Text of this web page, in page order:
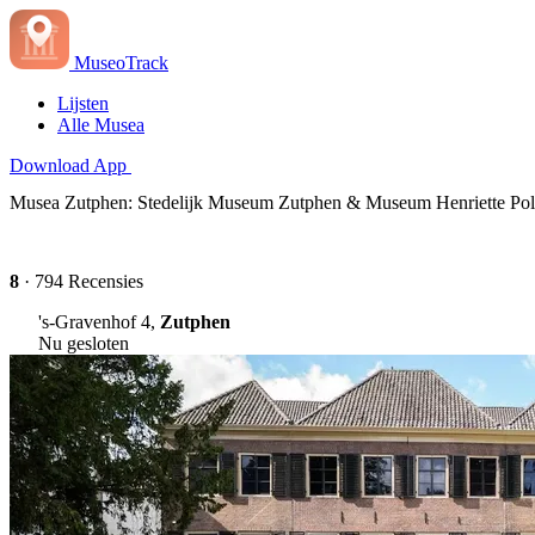
MuseoTrack
Lijsten
Alle Musea
Download App
Musea Zutphen: Stedelijk Museum Zutphen & Museum Henriette
8 · 794 Recensies
's-Gravenhof 4, Zutphen
Nu gesloten